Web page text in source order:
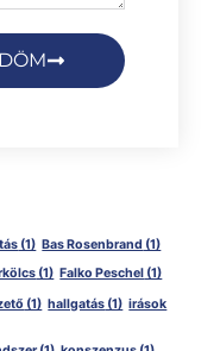
(1) Bas Rosenbrand (1)
(1) Falko Peschel (1)
(1) hallgatás (1) irások